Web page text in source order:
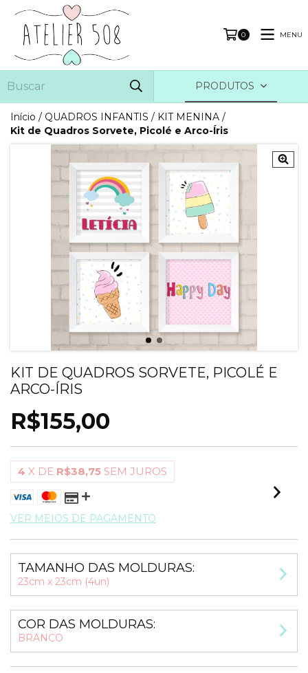
0 MENU
PRODUTOS
Início / QUADROS INFANTIS / KIT MENINA /
Kit de Quadros Sorvete, Picolé e Arco-Íris
KIT DE QUADROS SORVETE, PICOLÉ E
ARCO-ÍRIS
R$155,00
4 X DE R$38,75 SEM JUROS
VER MEIOS DE PAGAMENTO
TAMANHO DAS MOLDURAS:
23cm x 23cm (4un)
COR DAS MOLDURAS:
BRANCO